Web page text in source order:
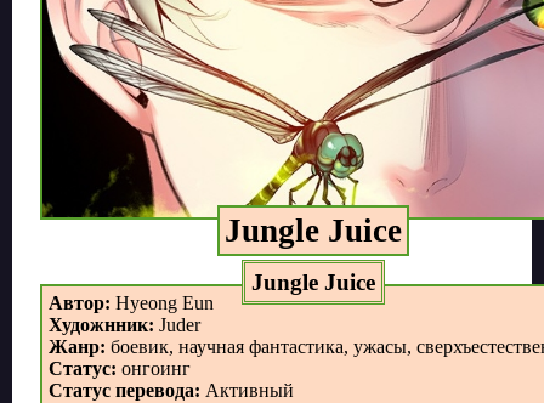
Jungle Juice
Jungle Juice
Автор: Hyeong Eun
Художнник: Juder
Жанр: боевик, научная фантастика, ужасы,
Статус: онгоинг
Статус перевода: Активный